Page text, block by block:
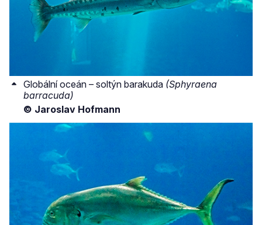
Globální oceán – soltýn barakuda (Sphyraena
barracuda)
© Jaroslav Hofmann